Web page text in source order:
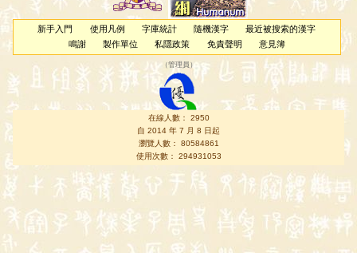
新手入門 使用凡例 字庫統計 隨機漢字
最近被搜索的漢字
鳴謝
製作單位 私隱政策 免責聲明 意見簿
（管理員 ）
在線人數： 2950
自 2014 年 7 月 8 日起
瀏覽人數： 80584861
使用次數： 294931053